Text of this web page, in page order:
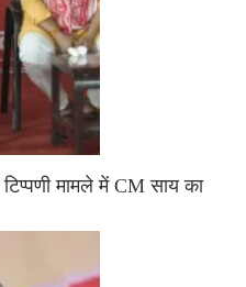
मामले में CM साय का